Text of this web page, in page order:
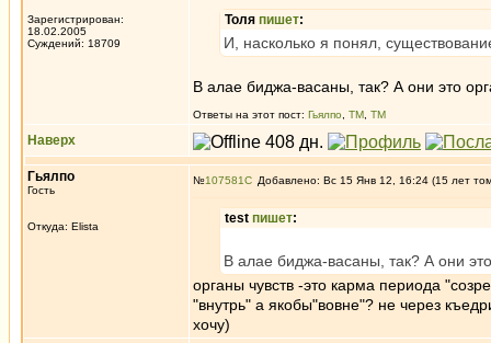
Зарегистрирован:
18.02.2005
Суждений: 18709
Толя пишет:
И, насколько я понял,
В алае биджа-васаны, так? А они это
Ответы на этот пост: Гьялпо ТМ ТМ
Наверх
Гьялпо
Гость
Откуда: Elista
№107581 Добавлено: Вс 15 Янв 12, 16:24 (15 лет
test пишет:
В алае биджа-васаны, так? А они
органы чувств -это карма периода
"внутрь" а якобы"вовне"? не через
хочу)